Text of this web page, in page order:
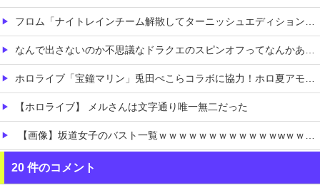
フロム「ナイトレインチーム解散してターニッシュエディション完成させました」←これｗｗｗｗ
なんで出さないのか不思議なドラクエのスピンオフってなんかある？
ホロライブ「宝鐘マリン」兎田ぺこらコラボに協力！ホロ夏アモアスにレイドして野うさぎ喜ぶ！1時間で切り上げた飲酒配信の気になる続きは「メン限」
【ホロライブ】 メルさんは文字通り唯一無二だった
【画像】坂道女子のバスト一覧ｗｗｗｗｗｗｗｗｗｗｗｗwｗｗｗｗ
【画像】 宇垣美里「学生時代は全然モテなかったです」←これほんまかぁ？w w w w w w w w
20 件のコメント